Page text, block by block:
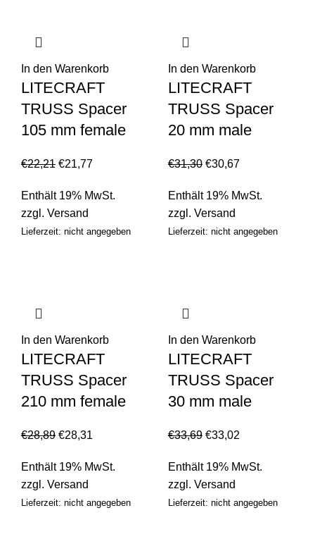
In den Warenkorb
LITECRAFT
TRUSS Spacer
105 mm female
€22,21 €21,77
Enthält 19% MwSt.
zzgl. Versand
Lieferzeit: nicht angegeben
In den Warenkorb
LITECRAFT
TRUSS Spacer
20 mm male
€31,30 €30,67
Enthält 19% MwSt.
zzgl. Versand
Lieferzeit: nicht angegeben
In den Warenkorb
LITECRAFT
TRUSS Spacer
210 mm female
€28,89 €28,31
Enthält 19% MwSt.
zzgl. Versand
Lieferzeit: nicht angegeben
In den Warenkorb
LITECRAFT
TRUSS Spacer
30 mm male
€33,69 €33,02
Enthält 19% MwSt.
zzgl. Versand
Lieferzeit: nicht angegeben